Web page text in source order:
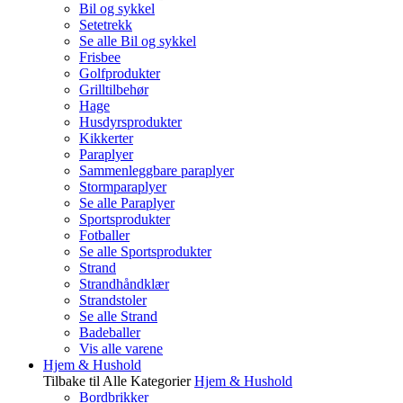
Bil og sykkel
Setetrekk
Se alle Bil og sykkel
Frisbee
Golfprodukter
Grilltilbehør
Hage
Husdyrsprodukter
Kikkerter
Paraplyer
Sammenleggbare paraplyer
Stormparaplyer
Se alle Paraplyer
Sportsprodukter
Fotballer
Se alle Sportsprodukter
Strand
Strandhåndklær
Strandstoler
Se alle Strand
Badeballer
Vis alle varene
Hjem & Hushold
Tilbake til Alle Kategorier Hjem & Hushold
Bordbrikker